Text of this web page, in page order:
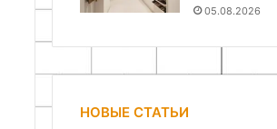
05.08.2026
НОВЫЕ СТАТЬИ